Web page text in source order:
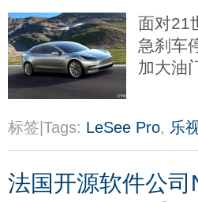
面对21
急刹车
加大油
标签|Tags: LeSee Pro, 乐
法国开源软件公